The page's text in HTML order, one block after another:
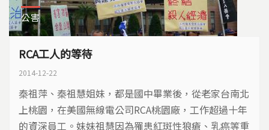
公害
RCA工人的等待
2014-12-22
秦祖萍、秦祖慧姐妹，都是國中畢業後，從老家台南北
上桃園，在美國無線電公司RCA桃園廠，工作超過十年
的資深員工。妹妹祖慧因為罹患紅斑性狼瘡、乳癌等重